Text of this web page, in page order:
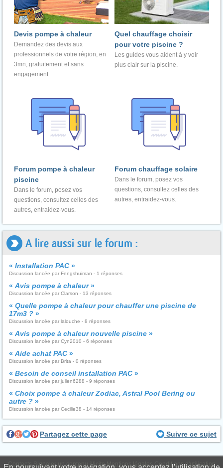
Devis pompe à chaleur
Demandez des devis aux
professionnels de votre région, en
3mn, gratuitement et sans
engagement.
Quel chauffage choisir
pour votre piscine ?
Les guides vous aident à y voir
plus clair sur la piscine.
Forum pompe à chaleur
piscine
Dans le forum, posez vos
questions, consultez celles des
autres, entraidez-vous.
Forum chauffage solaire
Dans le forum, posez vos
questions, consultez celles des
autres, entraidez-vous.
A lire aussi sur le forum :
« Installation PAC »
Discussion lancée par Fengshuiman - 1 réponses
« Avis pompe à chaleur»
Discussion lancée par Clarson - 13 réponses
« Quelle pompe à chaleur pour chauffer une piscine de
17m3 ? »
Discussion lancée par lalouche - 8 réponses
« Avis pompe à chaleur nouvelle piscine »
Discussion lancée par Cyn2010 - 6 réponses
« Aide achat PAC »
Discussion lancée par Brita - 0 réponses
« Besoin de conseil installation PAC »
Discussion lancée par julien6288 - 9 réponses
« Choix pompe à chaleur Zodiac, Astral Pool Bering ou
autre ? »
Discussion lancée par Cecilie38 - 14 réponses
Partagez cette page Suivre ce sujet
Contacts Signaler un contenu illicite Mentions légales Conditions d'utilisation